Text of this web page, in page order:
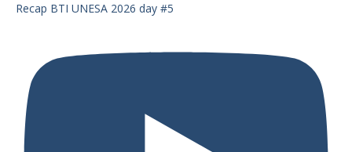
Recap BTI UNESA 2026 day #5